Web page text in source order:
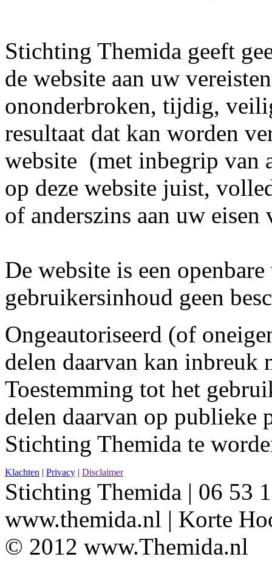
Stichting Themida geeft
de website aan uw
ononderbroken, tijdig,
resultaat dat kan worden
website (met inbegrip van
op deze website juist,
of anderszins aan uw eisen
De website is een
gebruikersinhoud geen
Ongeautoriseerd (of
delen daarvan kan inbreuk
Toestemming tot het
delen daarvan op publieke
Stichting Themida te
Klachten | Privacy | Disclaimer
Stichting Themida | 06 53
www.themida.nl | Korte
© 2012 www.Themida.nl